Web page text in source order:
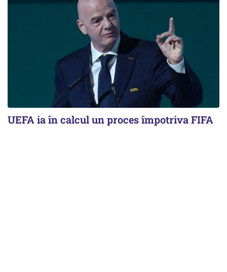
UEFA ia în calcul un proces împotriva FIFA